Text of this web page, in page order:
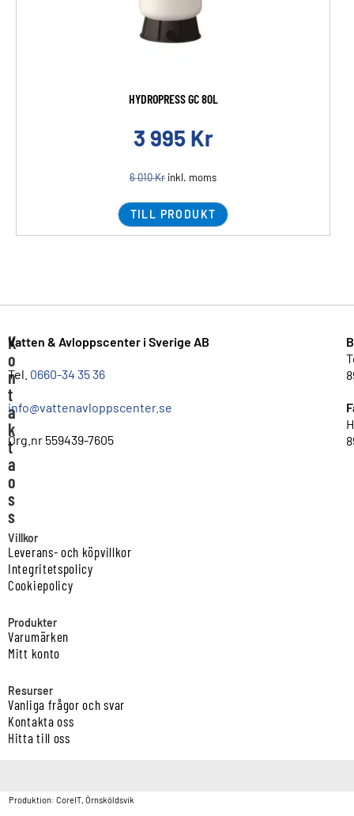
HYDROPRESS GC 80L
3 995 Kr
6 010Kr inkl. moms
TILL PRODUKT
K
o
n
t
a
k
t
a
o
s
s
Vatten & Avloppscenter i Sverige AB
Tel. 0660-34 35 36
info@vattenavloppscenter.se
Org.nr 559439-7605
Villkor
Leverans- och köpvillkor
Integritetspolicy
Cookiepolicy
Produkter
Varumärken
Mitt konto
Resurser
Vanliga frågor och svar
Kontakta oss
Hitta till oss
Produktion: CoreIT, Örnsköldsvik